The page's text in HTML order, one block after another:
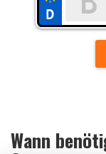
Wann